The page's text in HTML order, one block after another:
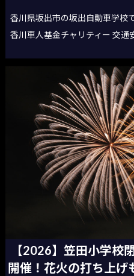
香川県坂出市の坂出自動車学校
香川車人基金チャリティー 交通
【2026】笠田小学校
開催！花火の打ち上げ